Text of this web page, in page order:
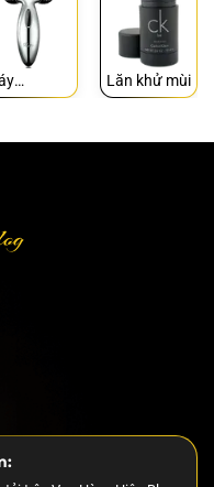
Lăn khử mùi